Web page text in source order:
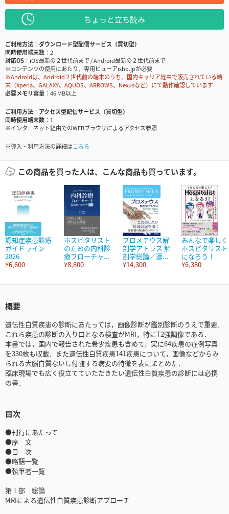
ちょっと立ち読み
ご利用方法
ダウンロード型配信サービス（買切型）
同時使用端末数
2
対応OS
iOS最新の２世代前まで / Android最新の２世代前まで
※コンテンツの使用にあたり、専用ビューアisho.jpが必要
※Androidは、Android２世代前の端末のうち、国内キャリア経由で販売されている端
末（Xperia、GALAXY、AQUOS、ARROWS、Nexusなど）にて動作確認しています
必要メモリ容量
46 MB以上
ご利用方法
アクセス型配信サービス（買切型）
同時使用端末数
1
※インターネット経由でのWEBブラウザによるアクセス参照
※導入・利用方法の詳細はこちら
この商品を買った人は、こんな商品も買っています。
認知症疾患診療
ガイドライン
2026
¥6,600
ホスピタリスト
のための内科診
療フローチャ...
¥8,800
プロメテウス解
剖学アトラス 解
剖学総論／運...
¥14,300
みんなで楽しく
ホスピタリスト
になろう！
¥6,380
概要
遺伝性白質疾患の診断にあたっては，画像診断が鑑別診断のうえで重要．
これら疾患の診断の入り口となる検査がMRI，特にT2強調像である．
本書では，国内で報告された希少疾患も含めて，実に64疾患の症例写真
を330枚も収載．また遺伝性白質疾患141疾患について，画像などからみ
られる大脳白質ないし付随する病変の特徴を表にまとめた．
臨床現場でも広く役立てていただきたい遺伝性白質疾患の診断には必携
の書．
目次
●刊行にあたって
●序 文
●目 次
●略語一覧
●執筆者一覧
第Ⅰ部 総論
MRIによる遺伝性白質疾患診断アプローチ